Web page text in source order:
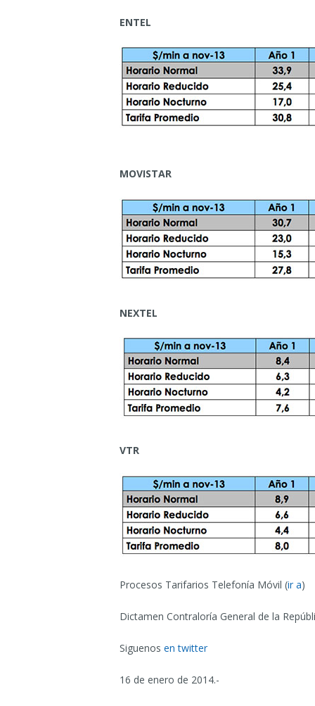
ENTEL
MOVISTAR
NEXTEL
VTR
Procesos Tarifarios Telefonía Móvil (ir a)
Dictamen Contraloría General de la
Siguenos en twitter
16 de enero de 2014.-